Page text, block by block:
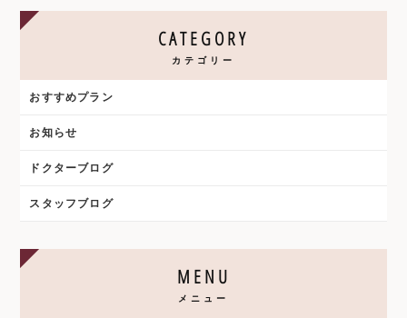
CATEGORY
カテゴリー
おすすめプラン
お知らせ
ドクターブログ
スタッフブログ
MENU
メニュー